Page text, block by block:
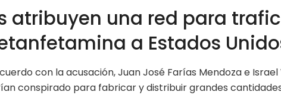
atribuyen una red para
a Estados
con la acusación, Juan José Farías Mendoza e Israel
conspirado para fabricar y distribuir grandes